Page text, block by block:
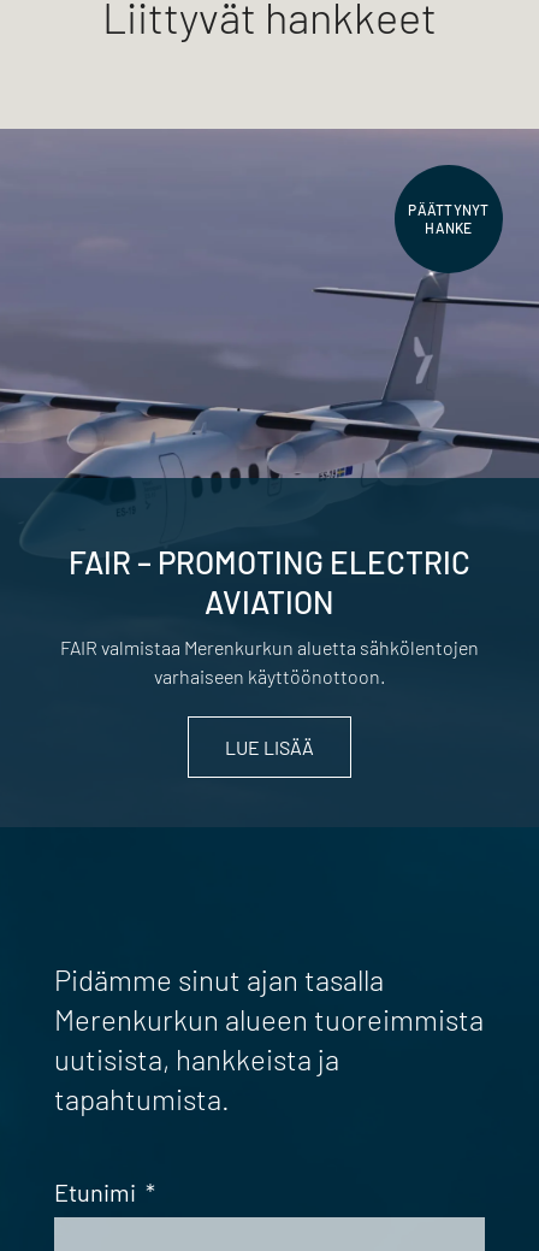
Liittyvät hankkeet
PÄÄTTYNYT
HANKE
FAIR – PROMOTING ELECTRIC
AVIATION
FAIR valmistaa Merenkurkun aluetta sähkölentojen
varhaiseen käyttöönottoon.
LUE LISÄÄ
Pidämme sinut ajan tasalla
Merenkurkun alueen tuoreimmista
uutisista, hankkeista ja
tapahtumista.
Etunimi *